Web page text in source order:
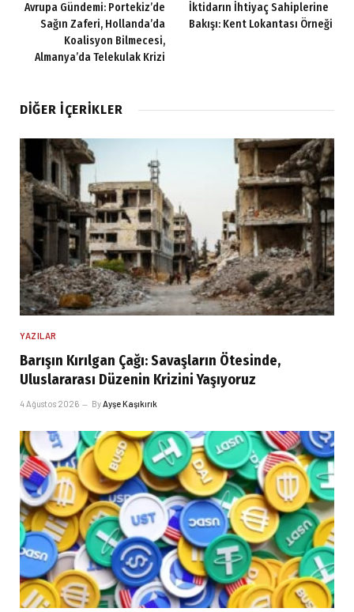
Avrupa Gündemi: Portekiz’de
Sağın Zaferi, Hollanda’da
Koalisyon Bilmecesi,
Almanya’da Telekulak Krizi
İktidarın İhtiyaç Sahiplerine
Bakışı: Kent Lokantası Örneği
DIĞER İÇERIKLER
YAZILAR
Barışın Kırılgan Çağı: Savaşların Ötesinde,
Uluslararası Düzenin Krizini Yaşıyoruz
4 Ağustos 2026 ByAyşe Kaşıkırık